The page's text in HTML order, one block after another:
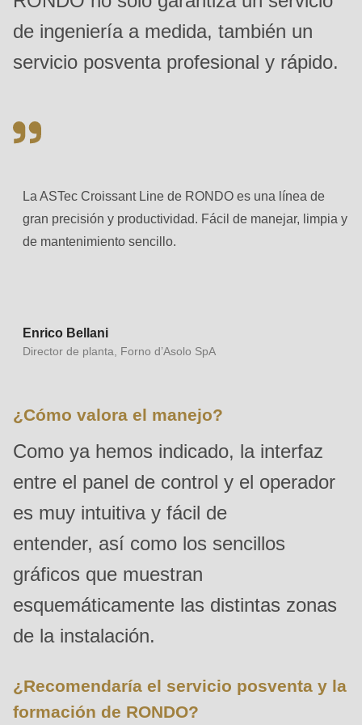
597
of
modules/custom/rondo_contact/src/ContactService.php
function
mb_substr():
null
to
parameter
type
string
in
Drupal\rondo_contact\ContactService-
>Drupal\rondo_contact\
{closure}
()
of
modules/custom/rondo_contact/src/ContactService.php
Deprecated
mb_substr():
Passing
de ingeniería a medida, también un
servicio posventa profesional y rápido.
La ASTec Croissant Line de RONDO es una línea de
gran precisión y productividad. Fácil de manejar, limpia y
de mantenimiento sencillo.
Enrico Bellani
Director de planta, Forno d’Asolo SpA
¿Cómo valora el manejo?
Como ya hemos indicado, la interfaz
entre el panel de control y el operador
es muy intuitiva y fácil de
entender, así como los sencillos
gráficos que muestran
esquemáticamente las distintas zonas
de la instalación.
¿Recomendaría el servicio posventa y la
formación de RONDO?